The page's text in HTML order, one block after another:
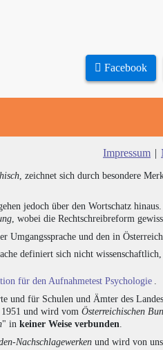
Facebook
Impressum |
, zeichnet sich durch besondere
jedoch über den Wortschatz
, wobei die Rechtschreibreform
Umgangssprache und den in
definiert sich nicht
für den Aufnahmetest Psychologie .
und für Schulen und Ämter des
1951 und wird vom Österreichischen
" in keiner Weise verbunden.
Nachschlagewerken und wird von